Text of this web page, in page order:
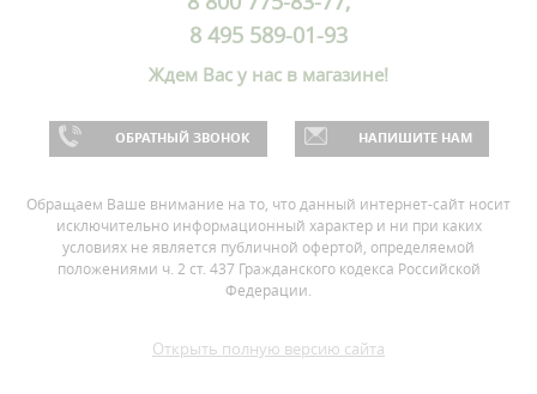
8 495 589-01-93
Ждем Вас у нас в магазине!
ОБРАТНЫЙ ЗВОНОК НАПИШИТЕ НАМ
Обращаем Ваше внимание на то, что данный интернет-сайт носит
исключительно информационный характер и ни при каких
условиях не является публичной офертой, определяемой
положениями ч. 2 ст. 437 Гражданского кодекса Российской
Федерации.
Открыть полную версию сайта